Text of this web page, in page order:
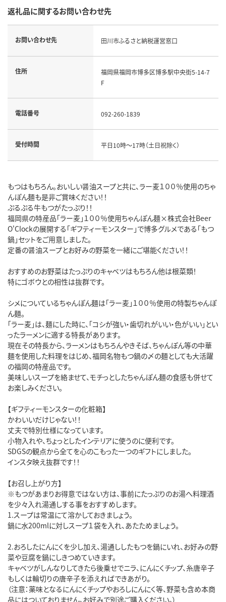
返礼品に関するお問い合わせ先
お問い合わせ先 田川市ふるさと納税運営窓口
住所
福岡県福岡市博多区博多駅中央街5-14-7
F
電話番号 092-260-1839
受付時間 平日10時～17時（土日祝除く）
もつはもちろん。おいしい醤油スープと共に、ラー麦１００％使用のちゃ
んぽん麺も是非ご賞味ください！！
ぷるぷる牛もつがたっぷり！！
福岡県の特産品「ラー麦」１００％使用ちゃんぽん麺×株式会社Beer
O'Clockの展開する「ギフティーモンスター」で博多グルメである「もつ
鍋」セットをご用意しました。
定番の醤油スープとお好みの野菜を一緒にご堪能ください！！
おすすめのお野菜はたっぷりのキャベツはもちろん他は根菜類！
特にゴボウとの相性は抜群です。
シメについているちゃんぽん麺は「ラー麦」１００％使用の特製ちゃんぽ
ん麺。
「ラー麦」は、麺にした時に、「コシが強い・歯切れがいい・色がいい」とい
ったラーメンに適する特長があります。
現在その特長から、ラーメンはもちろんやきそば、ちゃんぽん等の中華
麺を使用した料理をはじめ、福岡名物もつ鍋の〆の麺としても大活躍
の福岡の特産品です。
美味しいスープを絡ませて、モチっとしたちゃんぽん麺の食感も併せて
お楽しみください。
【ギフティーモンスターの化粧箱】
かわいいだけじゃない！！
丈夫で特別仕様になっています。
小物入れや、ちょっとしたインテリアに使うのに便利です。
SDGSの観点から全てを心のこもった一つのギフトにしました。
インスタ映え抜群です！！
【お召し上がり方】
※もつがあまりお得意ではない方は、事前にたっぷりのお湯へ料理酒
を少々入れ湯通しする事をおすすめします。
1.スープは常温にて溶かしておきましょう。
鍋に水200mlに対しスープ１袋を入れ、あたためましょう。
2.おろしたにんにくを少し加え、湯通ししたもつを鍋にいれ、お好みの野
菜や豆腐を鍋にしきつめていきます。
キャベツがしんなりしてきたら後乗せでニラ、にんにくチップ、糸唐辛子
もしくは輪切りの唐辛子を添えればできあがり。
（注意：薬味となるにんにくチップやおろしにんにく等、野菜も含め本商
品にはついておりません。お好みで別途ご購入ください。）